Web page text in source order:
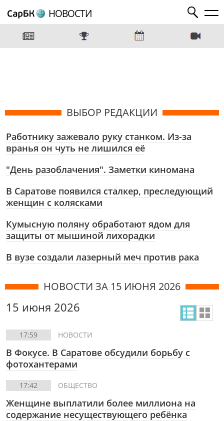
НОВОСТИ
ВЫБОР РЕДАКЦИИ
Работнику зажевало руку станком. Из-за
вранья он чуть не лишился её
"День разоблачения". Заметки киномана
В Саратове появился сталкер, преследующий
женщин с колясками
Кумысную поляну обработают ядом для
защиты от мышиной лихорадки
В вузе создали лазерный меч против рака
НОВОСТИ ЗА 15 ИЮНЯ 2026
15 июня 2026
17:59 НОВОСТИ
В Фокусе. В Саратове обсудили борьбу с
фотохантерами
17:42 ОБЩЕСТВО
Женщине выплатили более миллиона на
содержание несуществующего ребёнка